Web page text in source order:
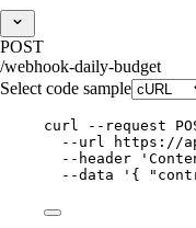
POST
/webhook-daily-budget
Select code sample
curl --request
--url
https://
--header
'
--data
' {